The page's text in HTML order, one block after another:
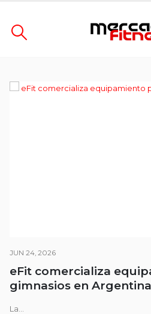
JUN 24, 2026
eFit comercializa
gimnasios en Argentina
La...